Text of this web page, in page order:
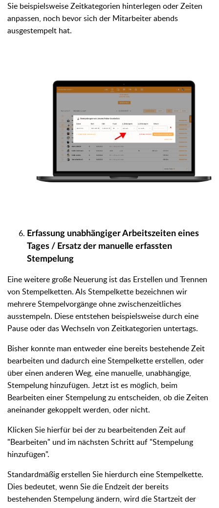
Sie beispielsweise Zeitkategorien hinterlegen oder Zeiten
anpassen, noch bevor sich der Mitarbeiter abends
ausgestempelt hat.
Erfassung unabhängiger Arbeitszeiten eines
Tages / Ersatz der manuelle erfassten
Stempelung
Eine weitere große Neuerung ist das Erstellen und Trennen
von Stempelketten. Als Stempelkette bezeichnen wir
mehrere Stempelvorgänge ohne zwischenzeitliches
ausstempeln. Diese entstehen beispielsweise durch eine
Pause oder das Wechseln von Zeitkategorien untertags.
Bisher konnte man entweder eine bereits bestehende Zeit
bearbeiten und dadurch eine Stempelkette erstellen, oder
über einen anderen Weg, eine manuelle, unabhängige,
Stempelung hinzufügen. Jetzt ist es möglich, beim
Bearbeiten einer Stempelung zu entscheiden, ob die Zeiten
aneinander gekoppelt werden, oder nicht.
Klicken Sie hierfür bei der zu bearbeitenden Zeit auf
"Bearbeiten" und im nächsten Schritt auf "Stempelung
hinzufügen".
Standardmäßig erstellen Sie hierdurch eine Stempelkette.
Dies bedeutet, wenn Sie die Endzeit der bereits
bestehenden Stempelung ändern, wird die Startzeit der